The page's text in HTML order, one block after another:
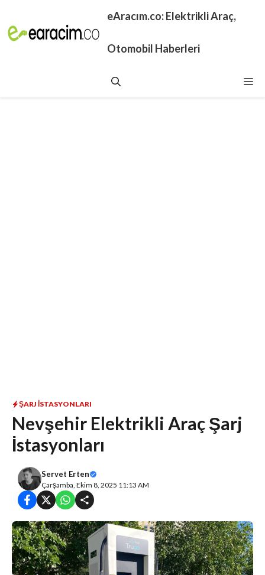
eAracım.co: Elektrikli Araç,
Otomobil Haberleri
ŞARJ İSTASYONLARI
Nevşehir Elektrikli Araç Şarj
İstasyonları
Servet Erten
Çarşamba, Ekim 8, 2025 11:13 AM